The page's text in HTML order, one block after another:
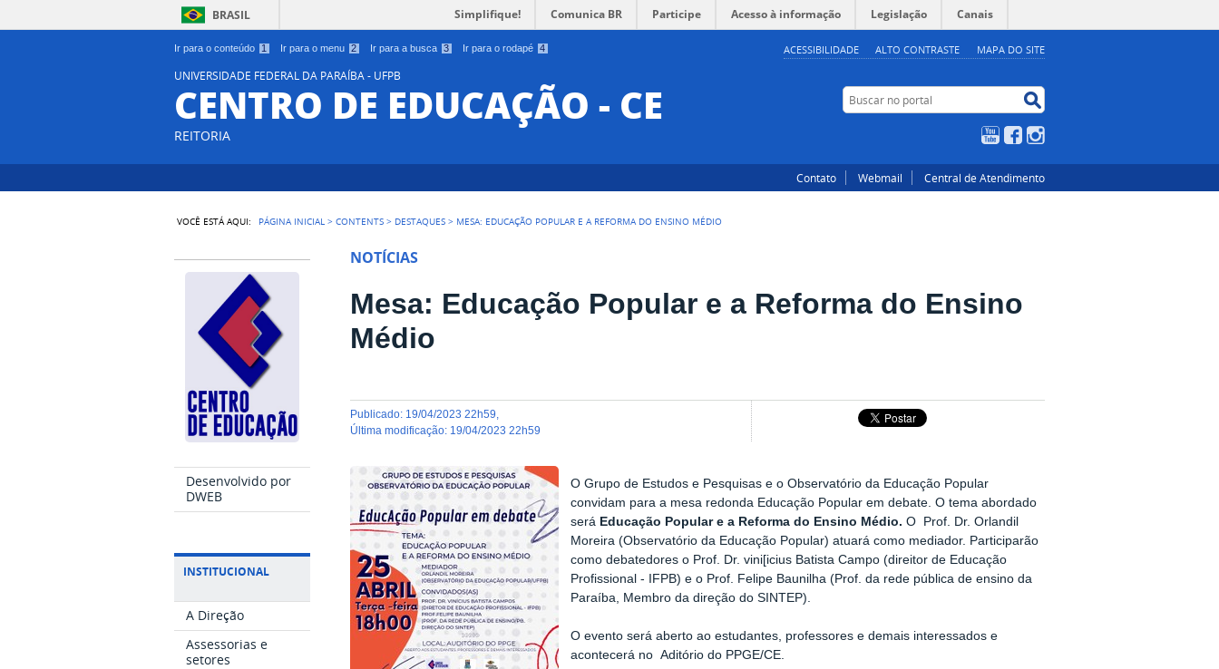
Ir para o conteúdo 1 Ir para o menu 2 Ir para a busca 3 Ir para o rodapé 4 ACESSIBILIDADE ALTO CONTRASTE MAPA DO SITE
BRASIL Simplifique! Comunica BR Participe Acesso à informação Legislação Canais
UNIVERSIDADE FEDERAL DA PARAÍBA - UFPB
CENTRO DE EDUCAÇÃO - CE
REITORIA
Buscar no portal
YouTubeFacebook
Contato Webmail Central de Atendimento
VOCÊ ESTÁ AQUI: PÁGINA INICIAL >CONTENTS > DESTAQUES > MESA: EDUCAÇÃO POPULAR E A REFORMA DO ENSINO MÉDIO
Desenvolvido por
DWEB
INSTITUCIONAL
A Direção
Assessorias e
setores
NOTÍCIAS
Mesa: Educação Popular e a Reforma do Ensino
Médio
publicado: 19/04/2023 22h59
última modificação: 19/04/2023 22h59
O Grupo de Estudos e Pesquisas e o Observatório da Educação Popular
convidam para a mesa redonda Educação Popular em debate. O tema abordado
será Educação Popular e a Reforma do Ensino Médio. O
Prof. Dr. Orlandil
Moreira (Observatório da Educação Popular) atuará como mediador. Participarão
como debatedores o Prof. Dr. vini[icius Batista Campo (direitor de Educação
Profissional - IFPB) e o Prof. Felipe Baunilha (Prof. da rede pública de ensino da
Paraíba, Membro da direção do SINTEP).
O evento será aberto ao estudantes, professores e demais interessados e
acontecerá no Aditório do PPGE/CE.